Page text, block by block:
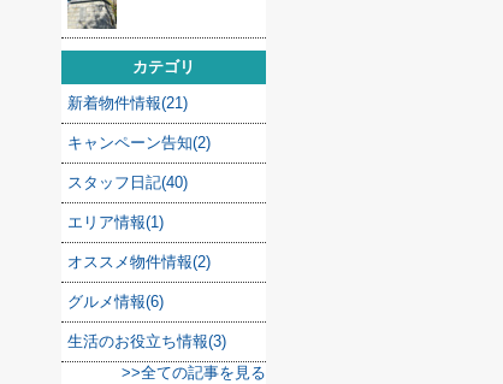
カテゴリ
新着物件情報(21)
キャンペーン告知(2)
スタッフ日記(40)
エリア情報(1)
オススメ物件情報(2)
グルメ情報(6)
生活のお役立ち情報(3)
>>全ての記事を見る